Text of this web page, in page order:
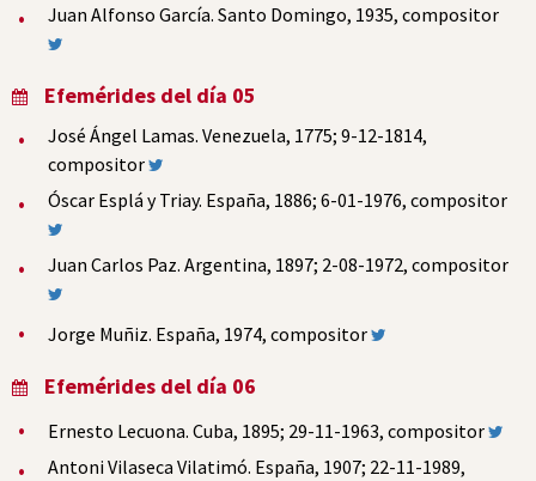
Juan Alfonso García. Santo Domingo, 1935, compositor
Efemérides del día 05
José Ángel Lamas. Venezuela, 1775; 9-12-1814,
compositor
Óscar Esplá y Triay. España, 1886; 6-01-1976, compositor
Juan Carlos Paz. Argentina, 1897; 2-08-1972, compositor
Jorge Muñiz. España, 1974, compositor
Efemérides del día 06
Ernesto Lecuona. Cuba, 1895; 29-11-1963, compositor
Antoni Vilaseca Vilatimó. España, 1907; 22-11-1989,